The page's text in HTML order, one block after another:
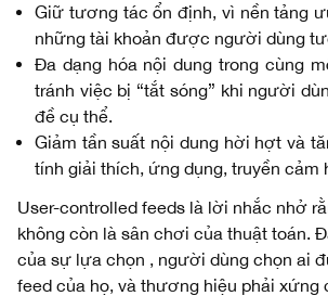
Giữ tương tác ổn định, vì nền tảng
những tài khoản được người dùng
Đa dạng hóa nội dung trong cùng
tránh việc bị “tắt sóng” khi người
đề cụ thể.
Giảm tần suất nội dung hời hợt và
tính giải thích, ứng dụng, truyền cảm
User-controlled feeds là lời nhắc nhở
không còn là sân chơi của thuật toán.
của sự lựa chọn , người dùng chọn ai
feed của họ, và thương hiệu phải xứng